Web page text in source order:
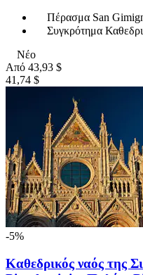
Πέρασμα San
Συγκρότημα
Νέο
Από 43,93 $
41,74 $
-5%
Καθεδρικός ναός της